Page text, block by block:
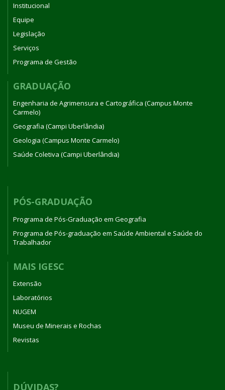
Institucional
Equipe
Legislação
Serviços
Programa de Gestão
GRADUAÇÃO
Engenharia de Agrimensura e Cartográfica (Campus Monte
Carmelo)
Geografia (Campi Uberlândia)
Geologia (Campus Monte Carmelo)
Saúde Coletiva (Campi Uberlândia)
PÓS-GRADUAÇÃO
Programa de Pós-Graduação em Geografia
Programa de Pós-graduação em Saúde Ambiental e Saúde do
Trabalhador
MAIS IGESC
Extensão
Laboratórios
NUGEM
Museu de Minerais e Rochas
Revistas
DÚVIDAS?